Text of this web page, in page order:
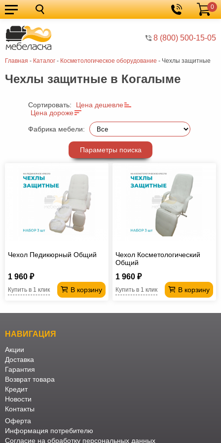
8 (800) 500-15-05
Корзина
0
Главная - Каталог - Косметологическое оборудование - Чехлы защитные
Кухонные
гарнитуры
Мебель
для
кухни
Мебель
для
спальни
Кровати
Шкафы
Детская
гостиную
Столы
под
компьютер
Мебель
для
ванной
Мебель
трансформер
Матрасы
Кресла-
мешки
Мебель
из
ротанга
Садовая
мебель
Косметологическое
оборудование
Чехлы защитные в Когалыме
Сортировать:
Цена дешевле
Цена дороже
Фабрика мебели:
Параметры поиска
Чехол Педикюрный Общий
1 960 ₽
В корзину
Купить в 1 клик
Чехол Косметологический
Общий
1 960 ₽
В корзину
Купить в 1 клик
НАВИГАЦИЯ
Акции
Доставка
Гарантия
Возврат товара
Кредит
Новости
Контакты
Оферта
Информация потребителю
Согласие на обработку персональных данных